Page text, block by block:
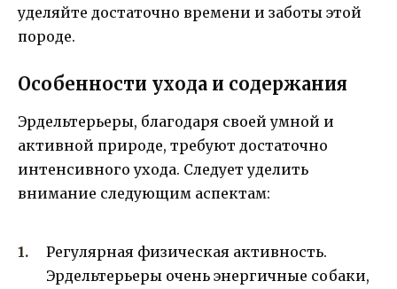
уделяйте достаточно времени и заботы этой
породе.
Особенности ухода и содержания
Эрдельтерьеры, благодаря своей умной и
активной природе, требуют достаточно
интенсивного ухода. Следует уделить
внимание следующим аспектам:
Регулярная физическая активность.
Эрдельтерьеры очень энергичные собаки,